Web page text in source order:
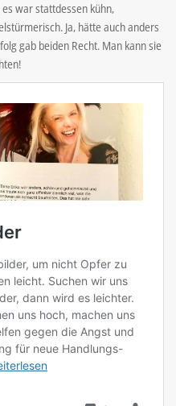
war stattdessen kühn,
Ja, hätte auch anders
gab beiden Recht. Man kann sie